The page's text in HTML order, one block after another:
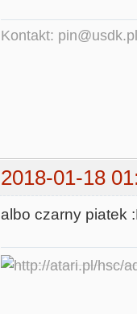
Kontakt: pin@usdk.pl
2018-01-18
albo czarny piatek